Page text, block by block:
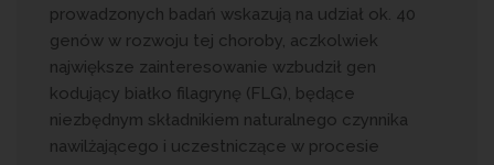
prowadzonych badań wskazują na udział ok. 40
genów w rozwoju tej choroby, aczkolwiek
największe zainteresowanie wzbudził gen
kodujący białko filagrynę (FLG), będące
niezbędnym składnikiem naturalnego czynnika
nawilżającego i uczestniczące w procesie